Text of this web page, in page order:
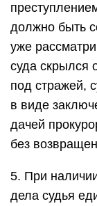
должно быть
уже
суда скрылся
под стражей,
в виде
дачей
без
5. При
дела судья